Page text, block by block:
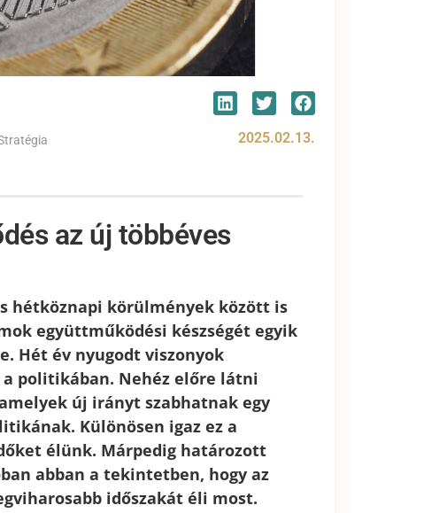
2025.02.13.
az új többéves
hétköznapi körülmények között is
együttműködési készségét egyik
Hét év nyugodt viszonyok
politikában. Nehéz előre látni
új irányt szabhatnak egy
Különösen igaz ez a
élünk. Márpedig határozott
abban a tekintetben, hogy az
időszakát éli most.